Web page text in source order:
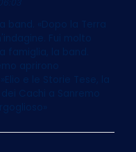
band. «Dopo la Terra
Fui molto
famiglia, la band.
aprirono
e le Storie Tese, la
Cachi a Sanremo